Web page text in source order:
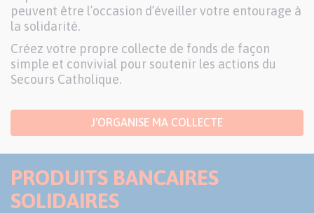
peuvent être l’occasion d’éveiller votre entourage à
la solidarité.
Créez votre propre collecte de fonds de façon
simple et convivial pour soutenir les actions du
Secours Catholique.
J'ORGANISE MA COLLECTE
PRODUITS BANCAIRES
SOLIDAIRES